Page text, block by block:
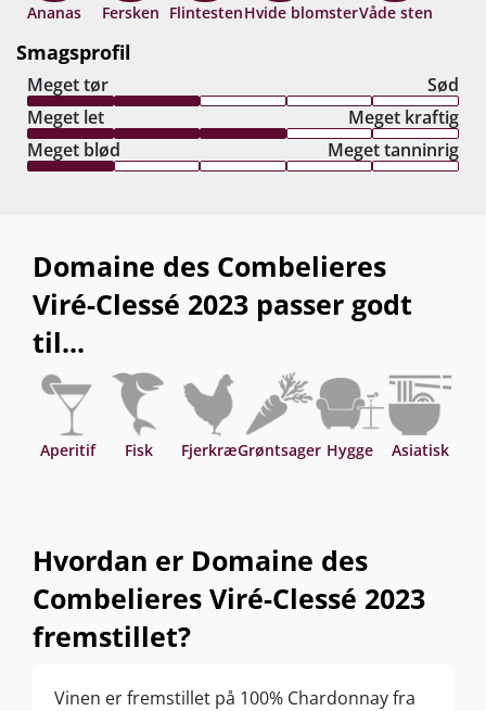
Ananas Fersken FlintestenHvide blomsterVåde sten
Smagsprofil
Meget tør
Sød
Meget let
Meget kraftig
Meget blød
Meget tanninrig
Domaine des Combelieres
Viré-Clessé 2023 passer godt
til...
Aperitif Fisk FjerkræGrøntsager Hygge Asiatisk
Hvordan er Domaine des
Combelieres Viré-Clessé 2023
fremstillet?
Vinen er fremstillet på 100% Chardonnay fra